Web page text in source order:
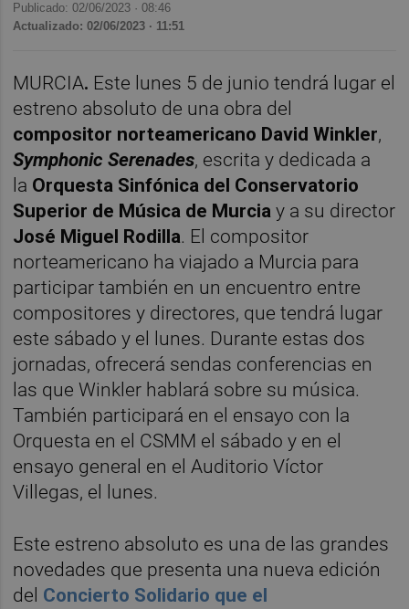
Publicado: 02/06/2023 ·08:46
Actualizado: 02/06/2023 · 11:51
MURCIA. Este lunes 5 de junio tendrá lugar el
estreno absoluto de una obra del
compositor norteamericano David Winkler,
Symphonic Serenades, escrita y dedicada a
la Orquesta Sinfónica del Conservatorio
Superior de Música de Murcia y a su director
José Miguel Rodilla. El compositor
norteamericano ha viajado a Murcia para
participar también en un encuentro entre
compositores y directores, que tendrá lugar
este sábado y el lunes. Durante estas dos
jornadas, ofrecerá sendas conferencias en
las que Winkler hablará sobre su música.
También participará en el ensayo con la
Orquesta en el CSMM el sábado y en el
ensayo general en el Auditorio Víctor
Villegas, el lunes.
Este estreno absoluto es una de las grandes
novedades que presenta una nueva edición
del Concierto Solidario que el